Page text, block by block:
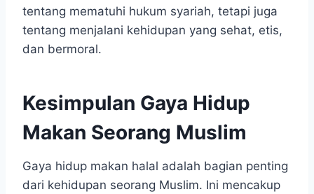
tentang mematuhi hukum syariah, tetapi juga
tentang menjalani kehidupan yang sehat, etis,
dan bermoral.
Kesimpulan Gaya Hidup
Makan Seorang Muslim
Gaya hidup makan halal adalah bagian penting
dari kehidupan seorang Muslim. Ini mencakup